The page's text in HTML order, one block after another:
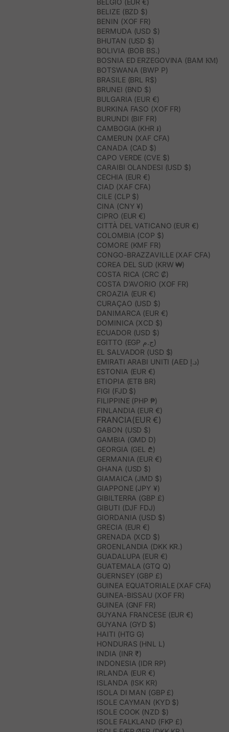
BELGIO (EUR €)
BELIZE (BZD $)
BENIN (XOF FR)
BERMUDA (USD $)
BHUTAN (USD $)
BOLIVIA (BOB BS.)
BOSNIA ED ERZEGOVINA (BAM КМ)
BOTSWANA (BWP P)
BRASILE (BRL R$)
BRUNEI (BND $)
BULGARIA (EUR €)
BURKINA FASO (XOF FR)
BURUNDI (BIF FR)
CAMBOGIA (KHR ៛)
CAMERUN (XAF CFA)
CANADA (CAD $)
CAPO VERDE (CVE $)
CARAIBI OLANDESI (USD $)
CECHIA (EUR €)
CIAD (XAF CFA)
CILE (CLP $)
CINA (CNY ¥)
CIPRO (EUR €)
CITTÀ DEL VATICANO (EUR €)
COLOMBIA (COP $)
COMORE (KMF FR)
CONGO-BRAZZAVILLE (XAF CFA)
COREA DEL SUD (KRW ₩)
COSTA RICA (CRC ₡)
COSTA D’AVORIO (XOF FR)
CROAZIA (EUR €)
CURAÇAO (USD $)
DANIMARCA (EUR €)
DOMINICA (XCD $)
ECUADOR (USD $)
EGITTO (EGP ج.م)
EL SALVADOR (USD $)
EMIRATI ARABI UNITI (AED د.إ)
ESTONIA (EUR €)
ETIOPIA (ETB BR)
FIGI (FJD $)
FILIPPINE (PHP ₱)
FINLANDIA (EUR €)
FRANCIA(EUR €)
GABON (USD $)
GAMBIA (GMD D)
GEORGIA (GEL ₾)
GERMANIA (EUR €)
GHANA (USD $)
GIAMAICA (JMD $)
GIAPPONE (JPY ¥)
GIBILTERRA (GBP £)
GIBUTI (DJF FDJ)
GIORDANIA (USD $)
GRECIA (EUR €)
GRENADA (XCD $)
GROENLANDIA (DKK KR.)
GUADALUPA (EUR €)
GUATEMALA (GTQ Q)
GUERNSEY (GBP £)
GUINEA EQUATORIALE (XAF CFA)
GUINEA-BISSAU (XOF FR)
GUINEA (GNF FR)
GUYANA FRANCESE (EUR €)
GUYANA (GYD $)
HAITI (HTG G)
HONDURAS (HNL L)
INDIA (INR ₹)
INDONESIA (IDR RP)
IRLANDA (EUR €)
ISLANDA (ISK KR)
ISOLA DI MAN (GBP £)
ISOLE CAYMAN (KYD $)
ISOLE COOK (NZD $)
ISOLE FALKLAND (FKP £)